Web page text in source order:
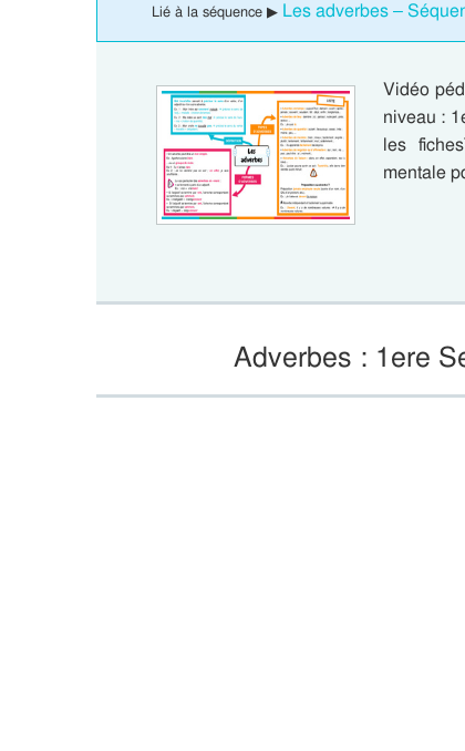
Lié à la séquence ▶ Les adverbes –
Vidéo
niveau :
les
mentale
Adverbes : 1ere